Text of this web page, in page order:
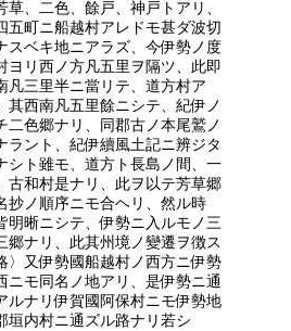
、二色、餘戸、神戸トアリ、
五町ニ船越村アレドモ甚ダ波切
スベキ地ニアラズ、今伊勢ノ度
ヨリ西ノ方凡五里ヲ隔ツ、此即
凡三里半ニ當リテ、道方村ア
其西南凡五里餘ニシテ、紀伊ノ
二色郷ナリ、同郡古ノ本尾鷲ノ
ラント、紀伊續風土記ニ辨ジタ
シト雖モ、道方ト長島ノ間、一
古和村是ナリ、此ヲ以テ芳草郷
抄ノ順序ニモ合ヘリ、然ル時
明晰ニシテ、伊勢ニ入ルモノ三
郷ナリ、此其州境ノ變遷ヲ徴ス
又伊勢國船越村ノ西方ニ伊勢
ニモ同名ノ地アリ、是伊勢ニ通
ルナリ伊賀國阿保村ニモ伊勢地
垣内村ニ通ズル路ナリ若シ